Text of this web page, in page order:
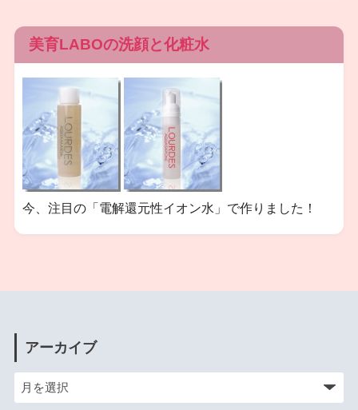
美育LABOの洗顔と化粧水
今、注目の「電解還元性イオン水」で作りました！
アーカイブ